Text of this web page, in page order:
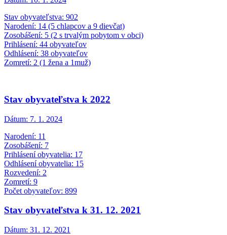
Stav obyvateľstva: 902
Narodení: 14 (5 chlapcov a 9 dievčat)
Zosobášení: 5 (2 s trvalým pobytom v obci)
Prihlásení: 44 obyvateľov
Odhlásení: 38 obyvateľov
Zomretí: 2 (1 žena a 1muž)
Stav obyvateľstva k 2022
Dátum: 7. 1. 2024
Narodení: 11
Zosobášení: 7
Prihlásení obyvatelia: 17
Odhlásení obyvatelia: 15
Rozvedení: 2
Zomretí: 9
Počet obyvateľov: 899
Stav obyvateľstva k 31. 12. 2021
Dátum: 31. 12. 2021